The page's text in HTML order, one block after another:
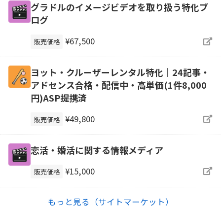
グラドルのイメージビデオを取り扱う特化ブ
ログ
販売価格 ¥67,500
ヨット・クルーザーレンタル特化｜24記事・
アドセンス合格・配信中・高単価(1件8,000
円)ASP提携済
販売価格 ¥49,800
恋活・婚活に関する情報メディア
販売価格 ¥15,000
もっと見る（サイトマーケット）